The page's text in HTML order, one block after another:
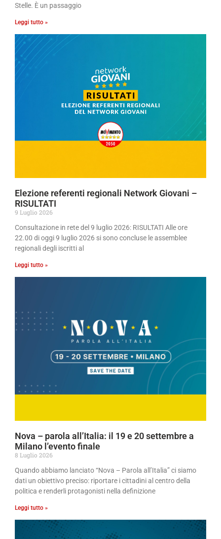
Stelle. È un passaggio
Leggi tutto »
Elezione referenti regionali Network Giovani –
RISULTATI
9 Luglio 2026
Consultazione in rete del 9 luglio 2026: RISULTATI Alle ore
22.00 di oggi 9 luglio 2026 si sono concluse le assemblee
regionali degli iscritti al
Leggi tutto »
Nova – parola all’Italia: il 19 e 20 settembre a
Milano l’evento finale
8 Luglio 2026
Quando abbiamo lanciato “Nova – Parola all’Italia” ci siamo
dati un obiettivo preciso: riportare i cittadini al centro della
politica e renderli protagonisti nella definizione
Leggi tutto »